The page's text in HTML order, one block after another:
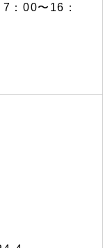
：00〜16：